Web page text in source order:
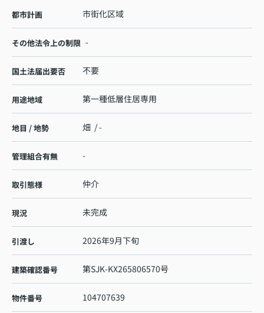
都市計画 市街化区域
その他法令上の制限 -
国土法届出要否 不要
用途地域 第一種低層住居専用
地目 / 地勢 畑 / -
管理組合有無 -
取引態様 仲介
現況 未完成
引渡し 2026年9月下旬
建築確認番号 第SJK-KX265806570号
物件番号 104707639